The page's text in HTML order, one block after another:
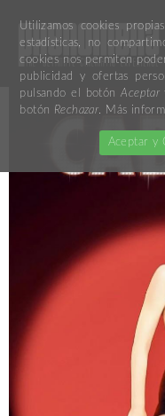
Utilizamos cookies
estadísticas, no
cookies nos permiten
publicidad y ofertas
pulsando el botónAceptar
botón Rechazar . Más
Aceptar y